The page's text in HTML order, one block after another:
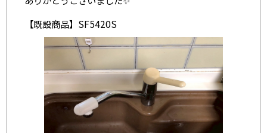
【既設商品】SF5420S